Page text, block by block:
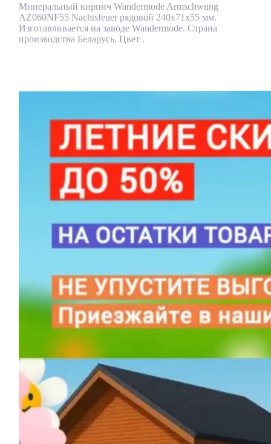
Nachtsfeuer
рядовой
240x71x55
мм
Минеральный кирпич Wandermode Armschwung
AZ060NF55 Nachtsfeuer рядовой 240x71x55 мм.
Изготавливается на заводе Wandermode. Страна
производства Беларусь. Цвет .